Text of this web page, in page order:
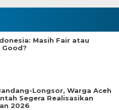
Masih Fair atau
Good?
Longsor, Warga Aceh
Segera Realisasikan
2026